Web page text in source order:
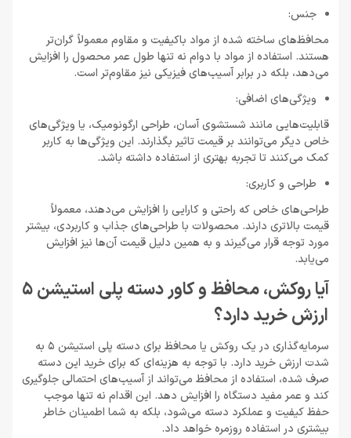
جنس:
محافظ‌های ساخته شده از مواد باکیفیت و مقاوم معمولاً گران‌تر
هستند. استفاده از مواد با دوام نه تنها طول عمر محصول را افزایش
می‌دهد، بلکه در برابر آسیب‌های فیزیکی نیز مقاوم‌تر است.
ویژگی‌های اضافی:
قابلیت‌هایی مانند شستشوی آسان، طراحی ارگونومیک، یا ویژگی‌های
خاص دیگر می‌توانند بر قیمت تاثیر بگذارند. این ویژگی‌ها به کاربر
کمک می‌کنند تا تجربه بهتری از استفاده داشته باشد.
طراحی و کاربری:
طراحی‌های خاص که راحتی و کارایی را افزایش می‌دهند، معمولاً
قیمت بالاتری دارند. محصولات با طراحی‌های جذاب و کاربردی، بیشتر
مورد توجه قرار می‌گیرند و به همین دلیل قیمت آن‌ها نیز افزایش
می‌یابد.
آیا روکش، محافظ و کاور دسته پلی استیشن 5
ارزش خرید دارد؟
سرمایه‌گذاری در یک روکش یا محافظ برای دسته پلی استیشن 5 به
شدت ارزش خرید دارد. با توجه به هزینه‌ای که برای خرید این دسته
صرف شده، استفاده از محافظ می‌تواند از آسیب‌های احتمالی جلوگیری
کند و عمر مفید دستگاه را افزایش دهد. این اقدام نه تنها موجب
حفظ کیفیت و عملکرد دسته می‌شود، بلکه به شما اطمینان خاطر
بیشتری در استفاده روزمره خواهد داد.